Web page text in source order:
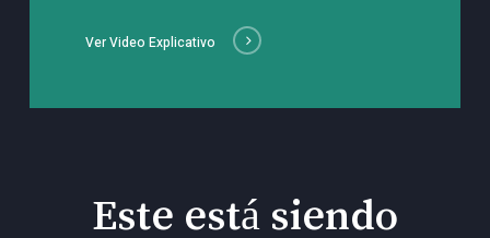
Ver Video Explicativo
Este está siendo